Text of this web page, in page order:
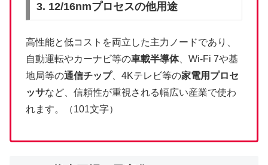
3. 12/16nmプロセスの他用途
高性能と低コストを両立した主力ノードであり、
自動運転やカーナビ等の車載半導体、Wi-Fi 7や基
地局等の通信チップ、4Kテレビ等の家電用プロセ
ッサなど、信頼性が重視される幅広い産業で使わ
れます。（101文字）